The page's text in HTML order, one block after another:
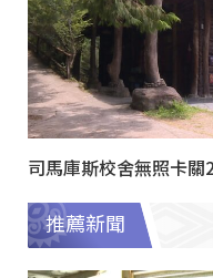
司馬庫斯校舍無照卡
推薦新聞